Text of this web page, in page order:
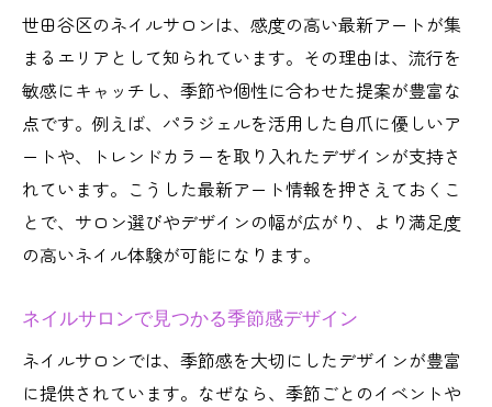
世田谷区のネイルサロンは、感度の高い最新アートが集
まるエリアとして知られています。その理由は、流行を
敏感にキャッチし、季節や個性に合わせた提案が豊富な
点です。例えば、パラジェルを活用した自爪に優しいア
ートや、トレンドカラーを取り入れたデザインが支持さ
れています。こうした最新アート情報を押さえておくこ
とで、サロン選びやデザインの幅が広がり、より満足度
の高いネイル体験が可能になります。
ネイルサロンで見つかる季節感デザイン
ネイルサロンでは、季節感を大切にしたデザインが豊富
に提供されています。なぜなら、季節ごとのイベントや